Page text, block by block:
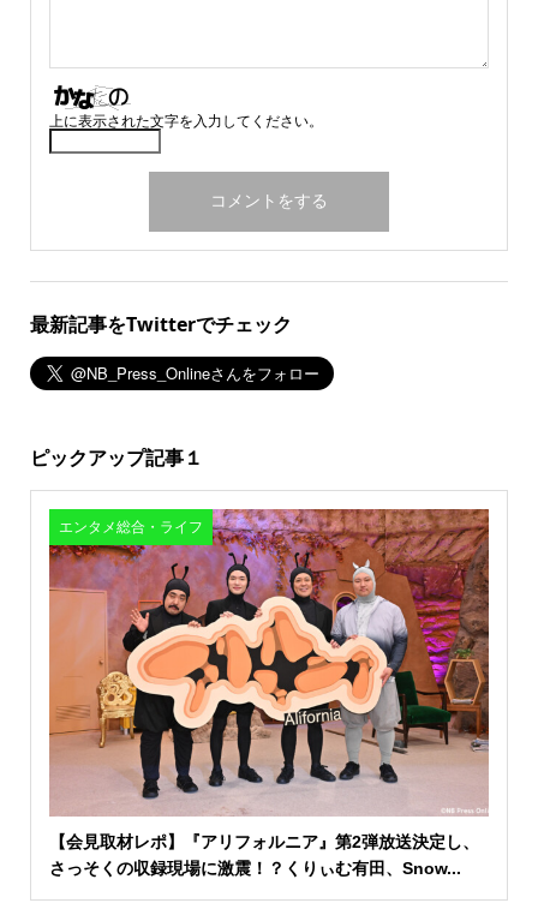
上に表示された文字を入力してください。
最新記事をTwitterでチェック
ピックアップ記事１
エンタメ総合・ライフ
【会見取材レポ】『アリフォルニア』第2弾放送決定し、
さっそくの収録現場に激震！？くりぃむ有田、Snow...